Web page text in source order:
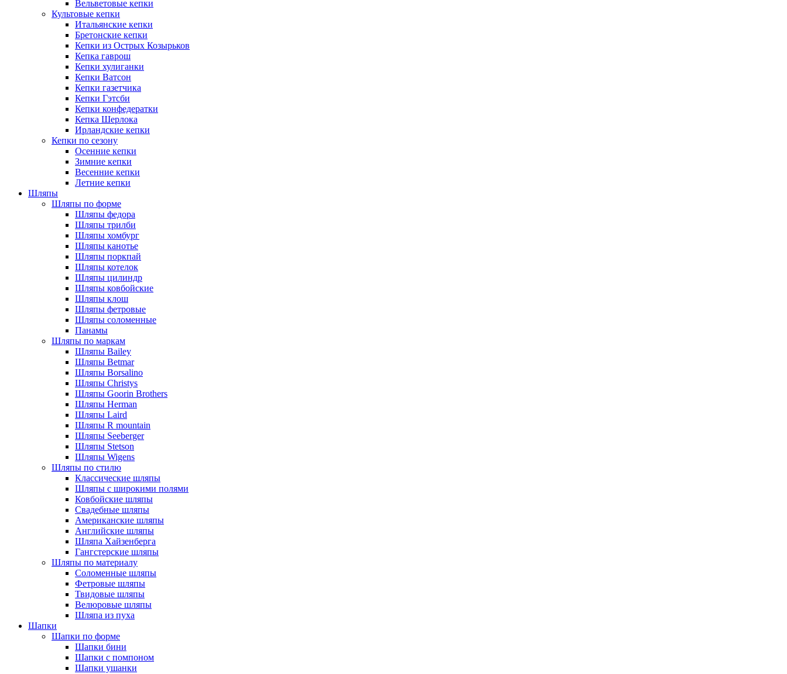
Вельветовые кепки
Культовые кепки
Итальянские кепки
Бретонские кепки
Кепки из Острых Козырьков
Кепка гаврош
Кепки хулиганки
Кепки Ватсон
Кепки газетчика
Кепки Гэтсби
Кепки конфедератки
Кепка Шерлока
Ирландские кепки
Кепки по сезону
Осенние кепки
Зимние кепки
Весенние кепки
Летние кепки
Шляпы
Шляпы по форме
Шляпы федора
Шляпы трилби
Шляпы хомбург
Шляпы канотье
Шляпы поркпай
Шляпы котелок
Шляпы цилиндр
Шляпы ковбойские
Шляпы клош
Шляпы фетровые
Шляпы соломенные
Панамы
Шляпы по маркам
Шляпы Bailey
Шляпы Betmar
Шляпы Borsalino
Шляпы Christys
Шляпы Goorin Brothers
Шляпы Herman
Шляпы Laird
Шляпы R mountain
Шляпы Seeberger
Шляпы Stetson
Шляпы Wigens
Шляпы по стилю
Классические шляпы
Шляпы с широкими полями
Ковбойские шляпы
Свадебные шляпы
Американские шляпы
Английские шляпы
Шляпа Хайзенберга
Гангстерские шляпы
Шляпы по материалу
Соломенные шляпы
Фетровые шляпы
Твидовые шляпы
Велюровые шляпы
Шляпа из пуха
Шапки
Шапки по форме
Шапки бини
Шапки с помпоном
Шапки ушанки